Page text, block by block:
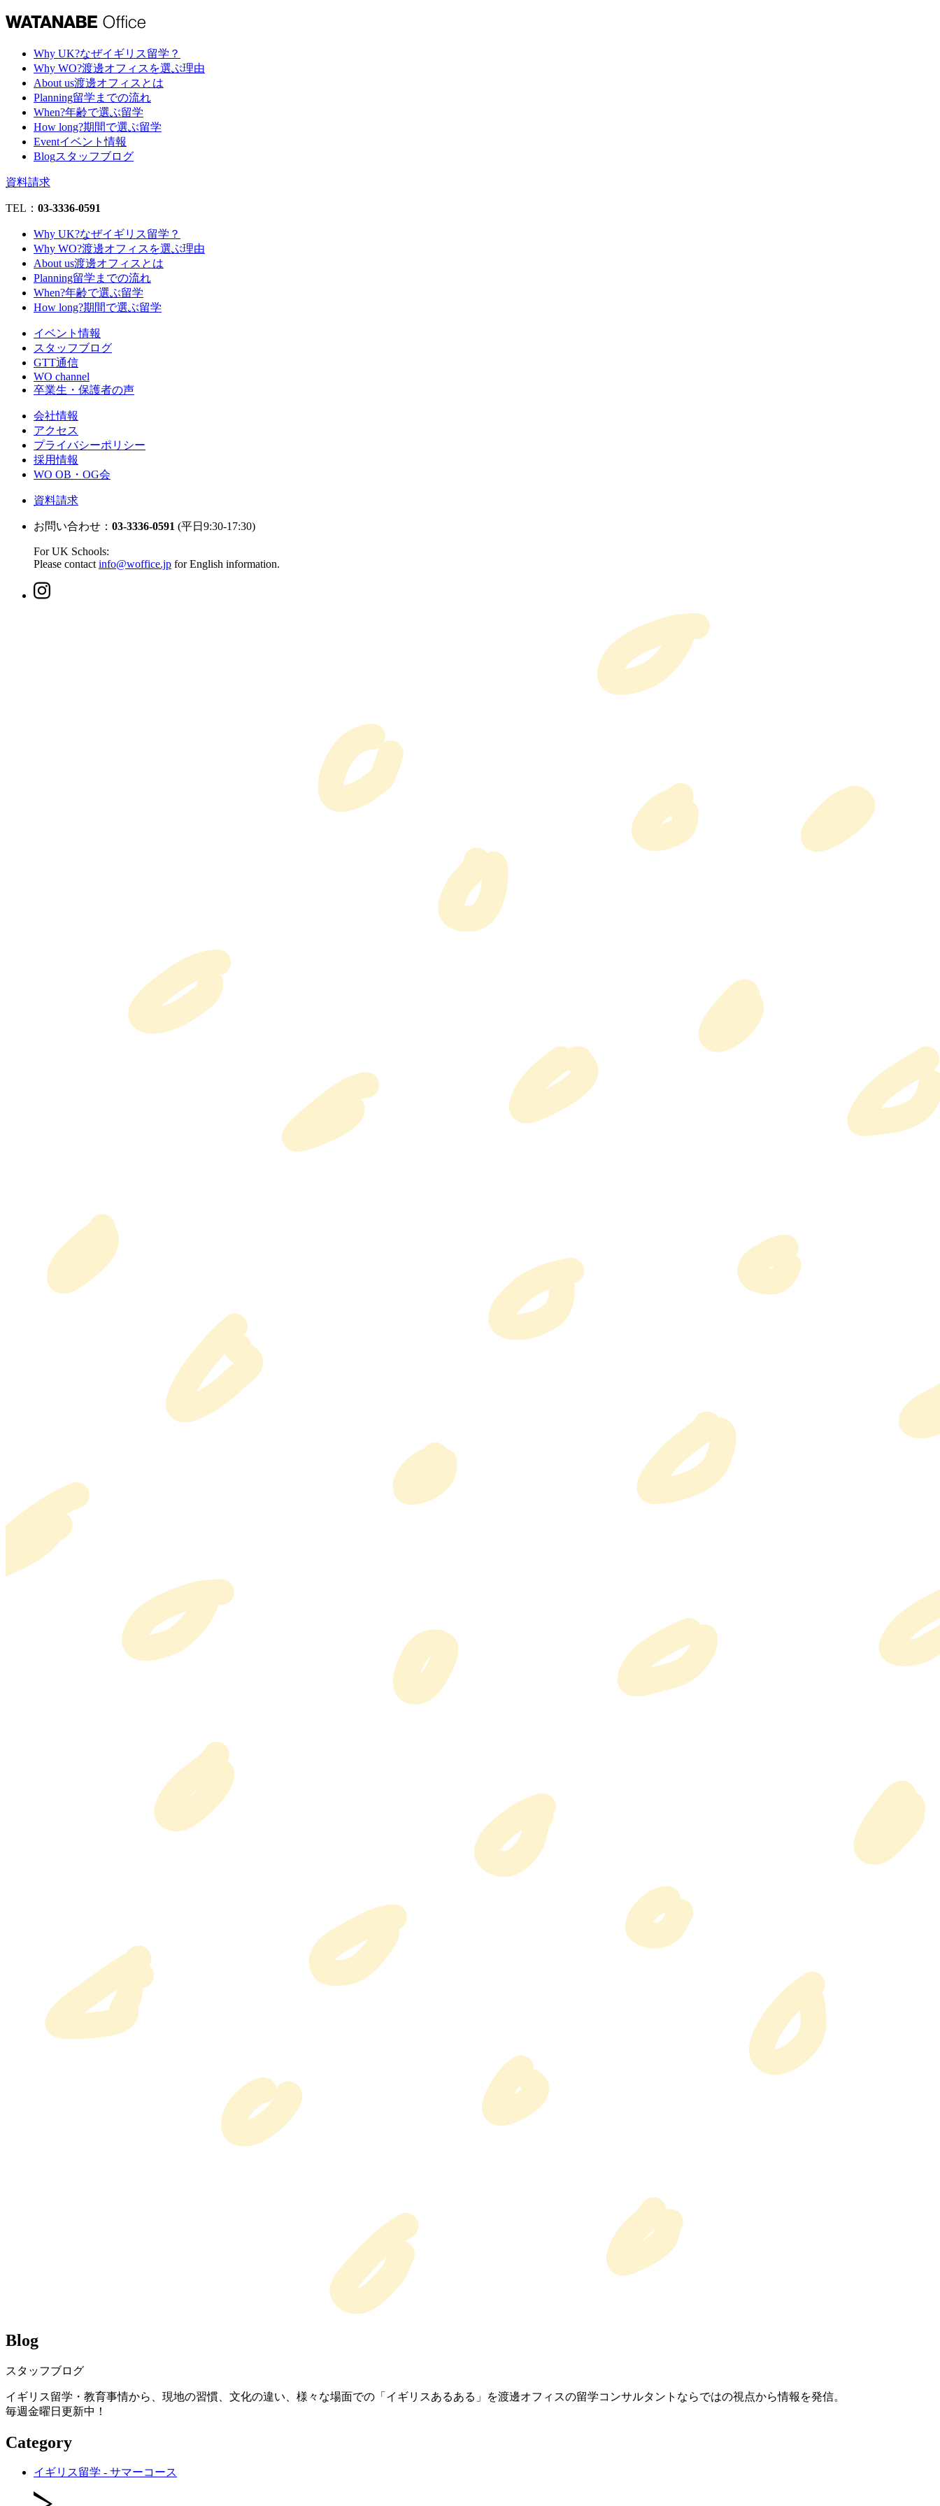
Why UK?なぜイギリス留学？
Why WO?渡邊オフィスを選ぶ理由
About us渡邊オフィスとは
Planning留学までの流れ
When?年齢で選ぶ留学
How long?期間で選ぶ留学
Eventイベント情報
Blogスタッフブログ
資料請求
TEL： 03-3336-0591
Why UK?なぜイギリス留学？
Why WO?渡邊オフィスを選ぶ理由
About us渡邊オフィスとは
Planning留学までの流れ
When?年齢で選ぶ留学
How long?期間で選ぶ留学
イベント情報
スタッフブログ
GTT通信
WO channel
卒業生・保護者の声
会社情報
アクセス
プライバシーポリシー
採用情報
WO OB・OG会
資料請求
お問い合わせ： 03-3336-0591 (平日9:30-17:30)
For UK Schools:
Please contact info@woffice.jp for English information.
Blog
スタッフブログ
イギリス留学・教育事情から、現地の習慣、文化の違い、様々な場面での「イギリスあるある」を渡邊オフィスの留学コンサルタントならではの視点から情報を発信。
毎週金曜日更新中！
Category
イギリス留学 - サマーコース